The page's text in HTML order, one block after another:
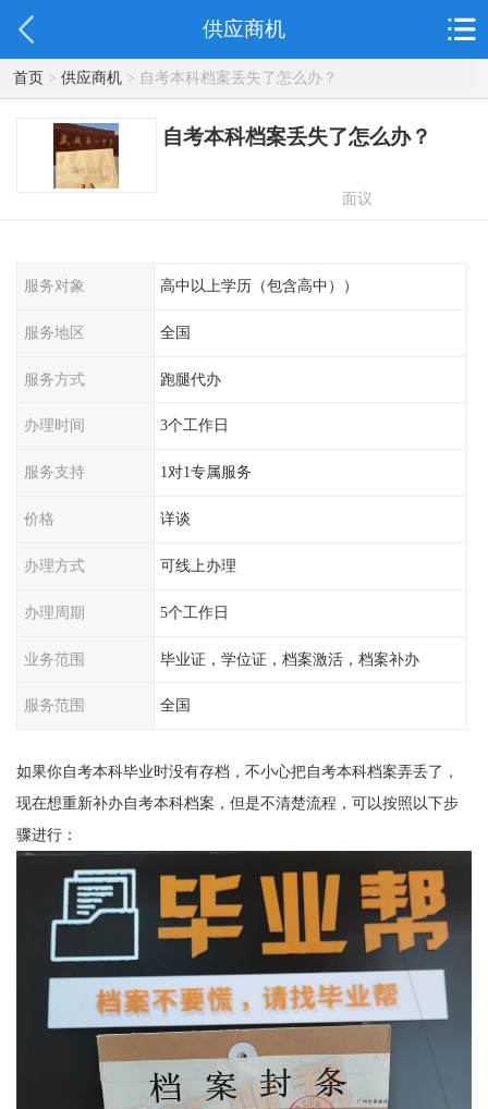
供应商机
首页> 供应商机> 自考本科档案丢失了怎么办？
自考本科档案丢失了怎么办？
面议
服务对象 高中以上学历（包含高中））
服务地区 全国
服务方式 跑腿代办
办理时间 3个工作日
服务支持 1对1专属服务
价格 详谈
办理方式 可线上办理
办理周期 5个工作日
业务范围 毕业证，学位证，档案激活，档案补办
服务范围 全国
如果你自考本科毕业时没有存档，不小心把自考本科档案弄丢了，
现在想重新补办自考本科档案，但是不清楚流程，可以按照以下步
骤进行：